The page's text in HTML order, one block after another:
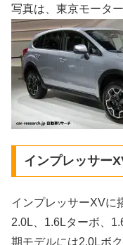
写真は、東京モータ
インプレッサー
インプレッサーXVに
2.0L、1.6Lターボ、
期モデルには2.0Lボ